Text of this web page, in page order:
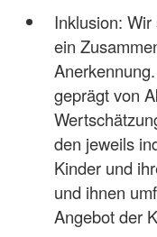
Inklusion:
ein
geprägt von
den jeweils
Kinder und
und ihnen
Angebot der